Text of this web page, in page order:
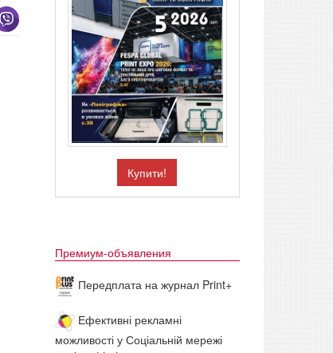
Купити!
Премиум-объявления
Передплата на журнал Print+
Ефективні рекламні
можливості у Соціальній мережі